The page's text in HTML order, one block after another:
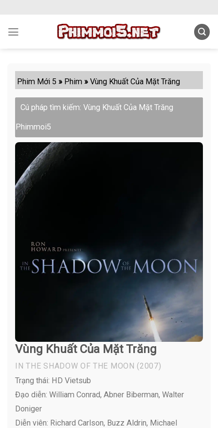
content
Phim Mới 5 » Phim »Vùng Khuất Của Mặt Trăng
Cú pháp tìm kiếm: Vùng Khuất Của Mặt Trăng
Phimmoi5
Vùng Khuất Của Mặt Trăng
IN THE SHADOW OF THE MOON (2007)
Trạng thái: HD Vietsub
Đạo diễn: William Conrad, Abner Biberman, Walter
Doniger
Diễn viên: Richard Carlson, Buzz Aldrin, Michael